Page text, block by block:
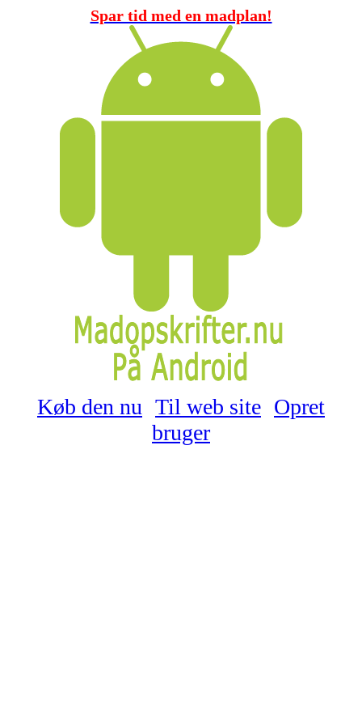
Spar tid med en madplan!
Køb den nu Til web site Opret
bruger